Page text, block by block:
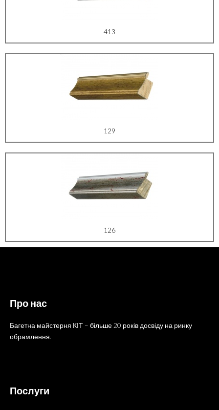
413
129
126
Про нас
Багетна майстерня КІТ – більше 20 років досвіду на ринку
обрамлення.
Послуги